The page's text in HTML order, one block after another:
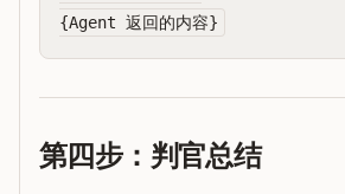
第四步：判官总结